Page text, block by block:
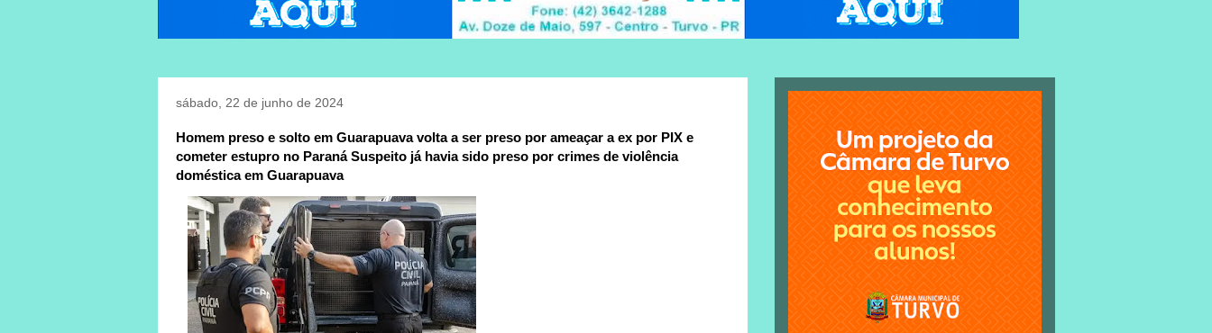
sábado, 22 de junho de 2024
Homem preso e solto em Guarapuava volta a ser preso por ameaçar a ex por PIX e
cometer estupro no Paraná Suspeito já havia sido preso por crimes de violência
doméstica em Guarapuava